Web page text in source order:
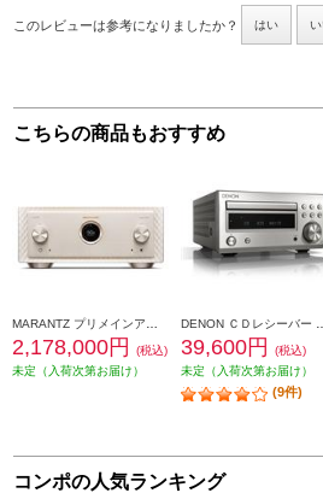
このレビューは参考になりましたか？ はい い
こちらの商品もおすすめ
2,178,000円
(税込)
未定（入荷次第お届け）
39,600円
(税込)
未定（入荷次第お届け）
(9件)
コンポの人気ランキング